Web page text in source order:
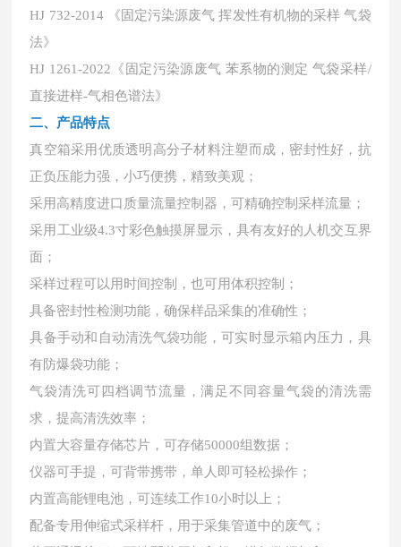
HJ 732-2014 《固定污染源废气 挥发性有机物的采样 气袋
法》
HJ 1261-2022《固定污染源废气 苯系物的测定 气袋采样/
直接进样-气相色谱法》
二、产品特点
真空箱采用优质透明高分子材料注塑而成，密封性好，抗
正负压能力强，小巧便携，精致美观；
采用高精度进口质量流量控制器，可精确控制采样流量；
采用工业级4.3寸彩色触摸屏显示，具有友好的人机交互界
面；
采样过程可以用时间控制，也可用体积控制；
具备密封性检测功能，确保样品采集的准确性；
具备手动和自动清洗气袋功能，可实时显示箱内压力，具
有防爆袋功能；
气袋清洗可四档调节流量，满足不同容量气袋的清洗需
求，提高清洗效率；
内置大容量存储芯片，可存储50000组数据；
仪器可手提，可背带携带，单人即可轻松操作；
内置高能锂电池，可连续工作10小时以上；
配备专用伸缩式采样杆，用于采集管道中的废气；